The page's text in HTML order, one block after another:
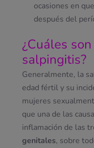
ocasiones en
después del
¿Cuáles
salpingitis?
Generalmente, la
edad fértil y su
mujeres
que una de las
inflamación de las
genitales, sobre